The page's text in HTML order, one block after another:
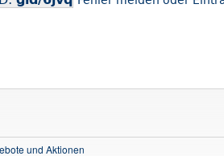
und Aktionen